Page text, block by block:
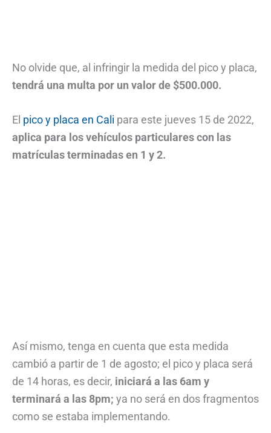
No olvide que, al infringir la medida del pico y placa,
tendrá una multa por un valor de $500.000.
El pico y placa en Cali para este jueves 15 de 2022,
aplica para los vehículos particulares con las
matrículas terminadas en 1 y 2.
Así mismo, tenga en cuenta que esta medida
cambió a partir de 1 de agosto; el pico y placa será
de 14 horas, es decir, iniciará a las 6am y
terminará a las 8pm; ya no será en dos fragmentos
como se estaba implementando.